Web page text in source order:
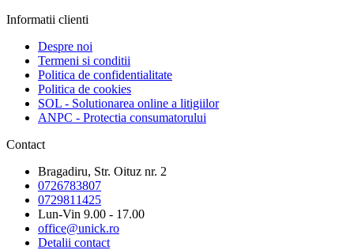
Informatii clienti
Despre noi
Termeni si conditii
Politica de confidentialitate
Politica de cookies
SOL - Solutionarea online a litigiilor
ANPC - Protectia consumatorului
Contact
Bragadiru, Str. Oituz nr. 2
0726783807
0729811425
Lun-Vin 9.00 - 17.00
office@unick.ro
Detalii contact